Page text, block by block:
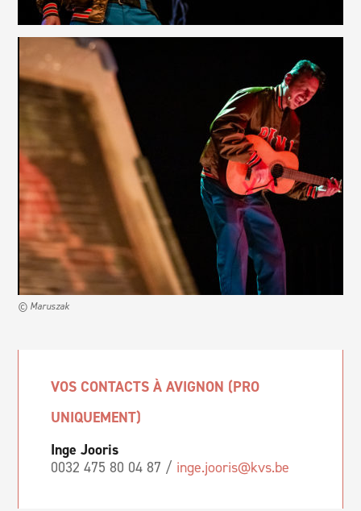
© Maruszak
VOS CONTACTS À AVIGNON (PRO
UNIQUEMENT)
Inge Jooris
0032 475 80 04 87 / inge.jooris@kvs.be